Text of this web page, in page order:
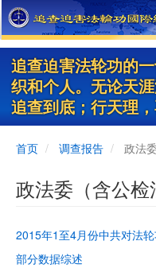
Skip
to
main
content
追查迫害法轮功的
织和个人。无论天
追查到底；行天理
首页 调查报告 政法
政法委（含公检
2015年1至4月份中共对法
部分数据综述